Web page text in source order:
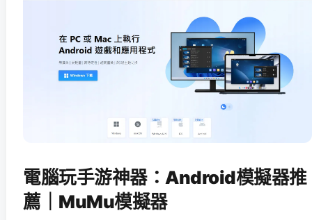
電腦玩手游神器：Android模擬器推
薦｜MuMu模擬器